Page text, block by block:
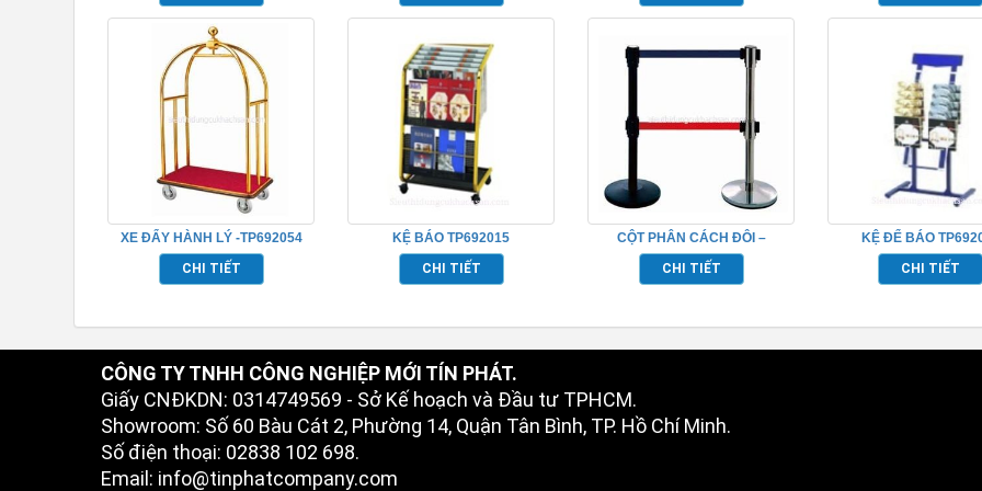
XE ĐẨY HÀNH LÝ -TP692054
CHI TIẾT
KỆ BÁO TP692015
CHI TIẾT
CỘT PHÂN CÁCH ĐÔI –
TP692033
CHI TIẾT
KỆ ĐỂ BÁO
CHI TIẾT
CÔNG TY TNHH CÔNG NGHIỆP MỚI TÍN PHÁT.
Giấy CNĐKDN: 0314749569 - Sở Kế hoạch và Đầu tư TPHCM.
Showroom: Số 60 Bàu Cát 2, Phường 14, Quận Tân Bình, TP. Hồ Chí Minh.
Số điện thoại: 02838 102 698.
Email: info@tinphatcompany.com